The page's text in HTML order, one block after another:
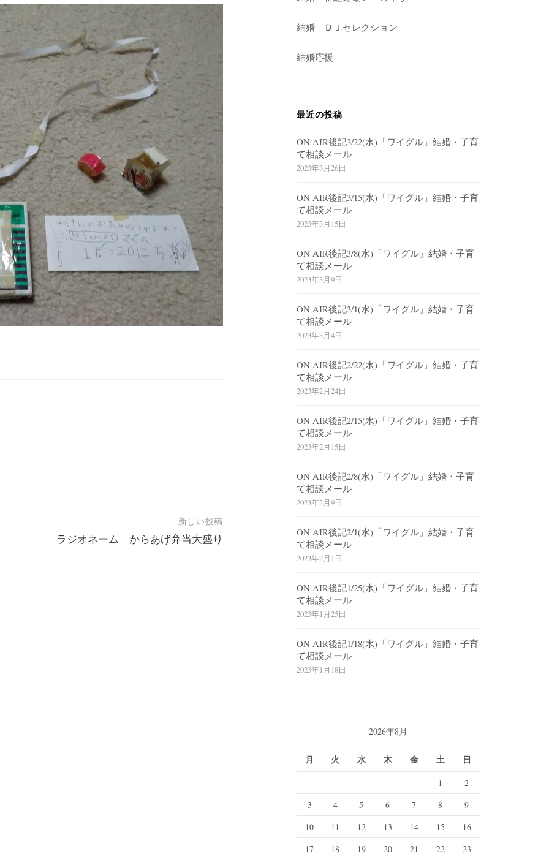
新しい投稿
ラジオネーム からあげ弁当大盛り
結婚 ＤＪセレクション
結婚応援
最近の投稿
ON AIR後記3/22(水)「ワイグル」結婚・子育
て相談メール
2023年3月26日
ON AIR後記3/15(水)「ワイグル」結婚・子育
て相談メール
2023年3月15日
ON AIR後記3/8(水)「ワイグル」結婚・子育
て相談メール
2023年3月9日
ON AIR後記3/1(水)「ワイグル」結婚・子育
て相談メール
2023年3月4日
ON AIR後記2/22(水)「ワイグル」結婚・子育
て相談メール
2023年2月24日
ON AIR後記2/15(水)「ワイグル」結婚・子育
て相談メール
2023年2月15日
ON AIR後記2/8(水)「ワイグル」結婚・子育
て相談メール
2023年2月9日
ON AIR後記2/1(水)「ワイグル」結婚・子育
て相談メール
2023年2月1日
ON AIR後記1/25(水)「ワイグル」結婚・子育
て相談メール
2023年1月25日
ON AIR後記1/18(水)「ワイグル」結婚・子育
て相談メール
2023年1月18日
2026年8月
月 火 水 木 金 土 日
1
2
3
4 5 6 7 8
9
10
11 12 13 14 15
16
17
18 19 20 21 22
23